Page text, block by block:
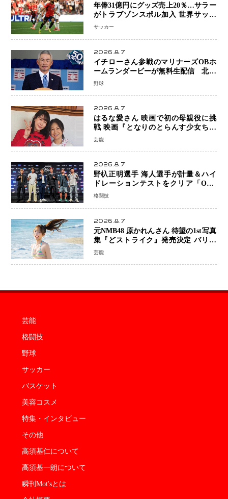
年俸31億円にグッズ売上20％…サラー
がトラブゾンスポル加入 世界サッカ
ーは「五大リーグ一強」から新時代へ
サッカー
2026.8.7
イチローさん参戦のマリナーズOBホ
ームランダービーが無料生配信 北米
ならではの“魅せる興行”に世界が注目
野球
2026.8.7
はるな愛さん 映画で初の母親役に挑
戦 映画『となりのとらんす少女ちゃ
ん』11月7日公開 未来の自分との対話
芸能
2026.8.7
野杁正明選手 海人選手が計量＆ハイ
ドレーションテストをクリア「ONE
SAMURAI 2」決戦へ万全の準備整う
格闘技
2026.8.7
元NMB48 原かれんさん 待望の1st写真
集『どストライク』発売決定 バリで
魅せる25歳の新境地
芸能
芸能
格闘技
野球
サッカー
バスケット
美容コスメ
特集・インタビュー
その他
高須基仁について
高須基一朗について
瞬刊Mot'sとは